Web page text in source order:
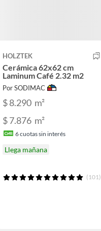
HOLZTEK
Cerámica 62x62 cm
Laminum Café 2.32 m2
Por SODIMAC
$ 8.290 m²
$ 7.876 m²
6cuotas sin interés
Llega mañana
(101)